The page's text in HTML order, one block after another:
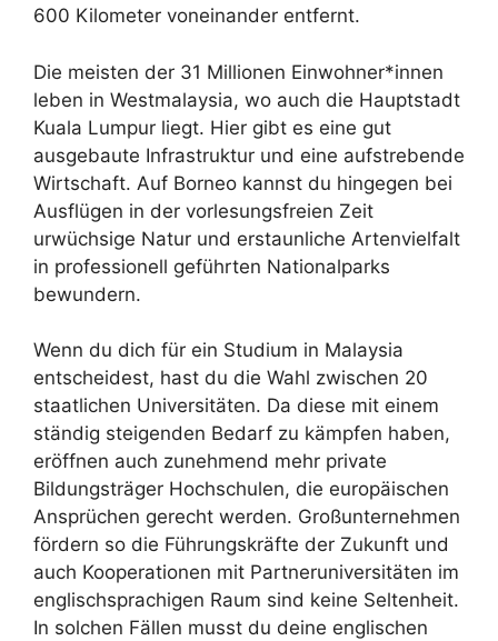
600 Kilometer voneinander entfernt.
Die meisten der 31 Millionen Einwohner*innen
leben in Westmalaysia, wo auch die Hauptstadt
Kuala Lumpur liegt. Hier gibt es eine gut
ausgebaute Infrastruktur und eine aufstrebende
Wirtschaft. Auf Borneo kannst du hingegen bei
Ausflügen in der vorlesungsfreien Zeit
urwüchsige Natur und erstaunliche Artenvielfalt
in professionell geführten Nationalparks
bewundern.
Wenn du dich für ein Studium in Malaysia
entscheidest, hast du die Wahl zwischen 20
staatlichen Universitäten. Da diese mit einem
ständig steigenden Bedarf zu kämpfen haben,
eröffnen auch zunehmend mehr private
Bildungsträger Hochschulen, die europäischen
Ansprüchen gerecht werden. Großunternehmen
fördern so die Führungskräfte der Zukunft und
auch Kooperationen mit Partneruniversitäten im
englischsprachigen Raum sind keine Seltenheit.
In solchen Fällen musst du deine englischen